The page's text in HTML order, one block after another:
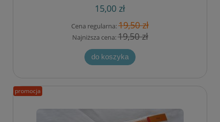
15,00 zł
Cena regularna:19,50 zł
Najniższa cena:19,50 zł
do koszyka
promocja